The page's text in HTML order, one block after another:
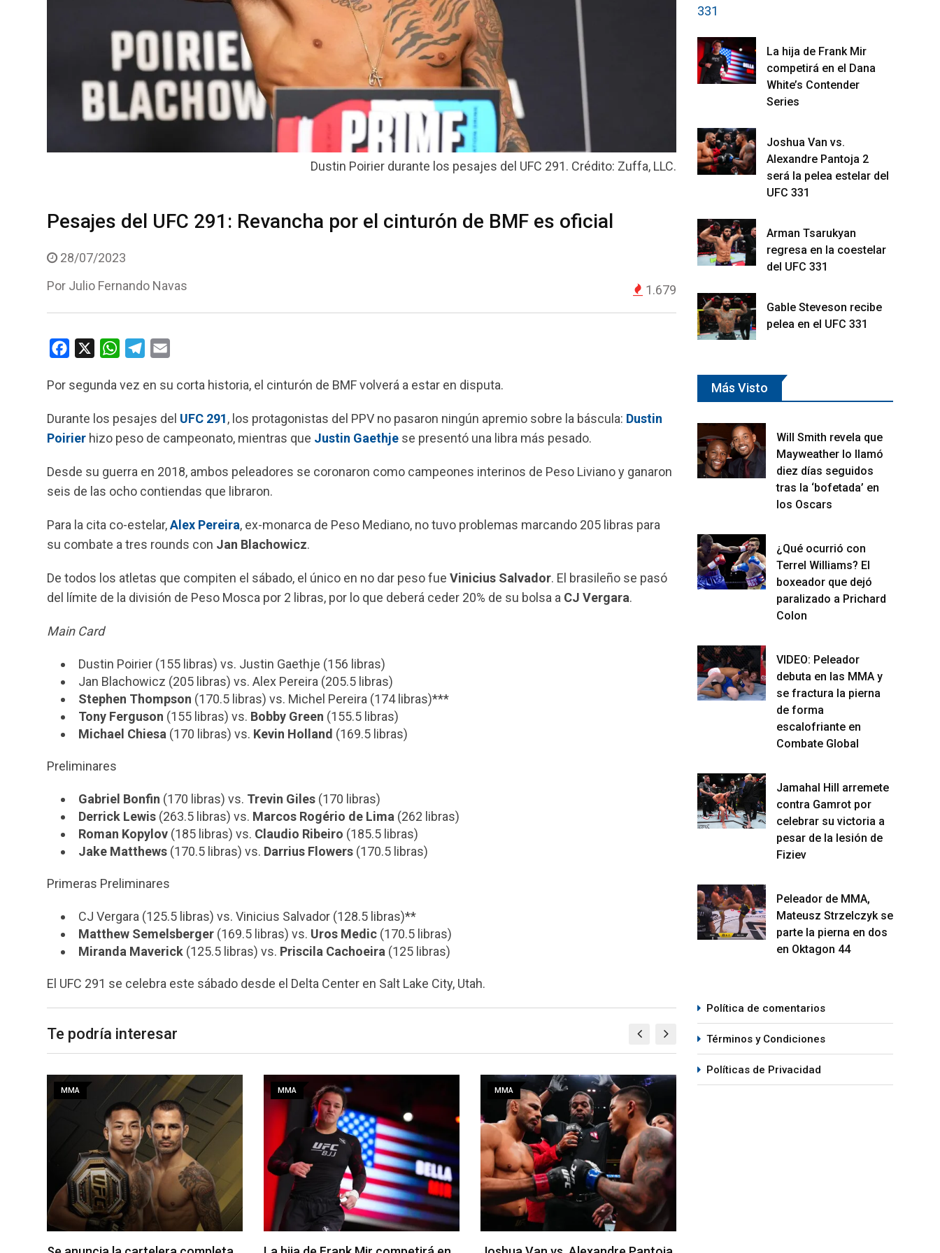
Dustin Poirier durante los pesajes del UFC 291. Crédito: Zuffa, LLC.
Pesajes del UFC 291: Revancha por el cinturón de BMF es oficial
28/07/2023
Por Julio Fernando Navas 1.679
c
b
o
o
W
a
s
A
p
l
g
r
a
l
Por segunda vez en su corta historia, el cinturón de BMF volverá a estar en disputa.
Durante los pesajes del UFC 291, los protagonistas del PPV no pasaron ningún apremio sobre la báscula: Dustin
Poirier hizo peso de campeonato, mientras que Justin Gaethje se presentó una libra más pesado.
Desde su guerra en 2018, ambos peleadores se coronaron como campeones interinos de Peso Liviano y ganaron
seis de las ocho contiendas que libraron.
Para la cita co-estelar,Alex Pereira, ex-monarca de Peso Mediano, no tuvo problemas marcando 205 libras para
su combate a tres rounds con Jan Blachowicz.
De todos los atletas que compiten el sábado, el único en no dar peso fue Vinicius Salvador. El brasileño se pasó
del límite de la división de Peso Mosca por 2 libras, por lo que deberá ceder 20% de su bolsa a CJ Vergara.
Main Card
Dustin Poirier (155 libras) vs. Justin Gaethje (156 libras)
Jan Blachowicz (205 libras) vs. Alex Pereira (205.5 libras)
Stephen Thompson (170.5 libras) vs. Michel Pereira (174 libras)***
Tony Ferguson (155 libras) vs. Bobby Green (155.5 libras)
Michael Chiesa (170 libras) vs. Kevin Holland (169.5 libras)
Preliminares
Gabriel Bonfin (170 libras) vs. Trevin Giles (170 libras)
Derrick Lewis (263.5 libras) vs. Marcos Rogério de Lima (262 libras)
Roman Kopylov (185 libras) vs. Claudio Ribeiro (185.5 libras)
Jake Matthews (170.5 libras) vs. Darrius Flowers (170.5 libras)
Primeras Preliminares
CJ Vergara (125.5 libras) vs. Vinicius Salvador (128.5 libras)**
Matthew Semelsberger (169.5 libras) vs. Uros Medic (170.5 libras)
Miranda Maverick (125.5 libras) vs. Priscila Cachoeira (125 libras)
El UFC 291 se celebra este sábado desde el Delta Center en Salt Lake City, Utah.
Te podría interesar
MMA MMA MMA
La hija de Frank Mir
competirá en el Dana
White’s Contender
Series
Joshua Van vs.
Alexandre Pantoja 2
será la pelea estelar del
UFC 331
Arman Tsarukyan
regresa en la coestelar
del UFC 331
Gable Steveson recibe
pelea en el UFC 331
Más Visto
Will Smith revela que
Mayweather lo llamó
diez días seguidos
tras la ‘bofetada’ en
los Oscars
¿Qué ocurrió con
Terrel Williams? El
boxeador que dejó
paralizado a Prichard
Colon
VIDEO: Peleador
debuta en las MMA y
se fractura la pierna
de forma
escalofriante en
Combate Global
Jamahal Hill arremete
contra Gamrot por
celebrar su victoria a
pesar de la lesión de
Fiziev
Peleador de MMA,
Mateusz Strzelczyk se
parte la pierna en dos
en Oktagon 44
Política de comentarios
Términos y Condiciones
Políticas de Privacidad